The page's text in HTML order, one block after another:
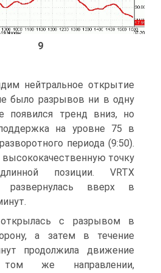
9
нейтральное открытие
было разрывов ни в одну
появился тренд вниз, но
на уровне 75 в
периода (9:50).
высококачественную точку
позиции. VRTX
развернулась вверх в
с разрывом в
а затем в течение
продолжила движение
же направлении,